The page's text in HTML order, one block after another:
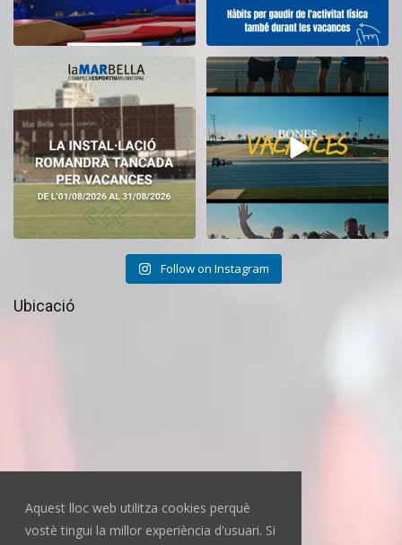
Aquest lloc web utilitza cookies perquè
vostè tingui la millor experiència d'usuari. Si
El CEM La Mar Bella romandrà
tancat durant el...
11
Tanquem una nova temporada al
CEM La Mar Bella. ...
Follow on Instagram
Ubicació